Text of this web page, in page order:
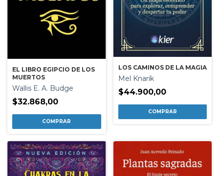
EL LIBRO EGIPCIO DE LOS
MUERTOS
Wallis E. A. Budge
$32.868,00
LOS CAMINOS DE LA MAGIA
Mel Knarik
$44.900,00